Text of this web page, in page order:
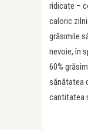
ridicate –
caloric
grăsimile
nevoie, în
60%
sănătatea
cantitatea